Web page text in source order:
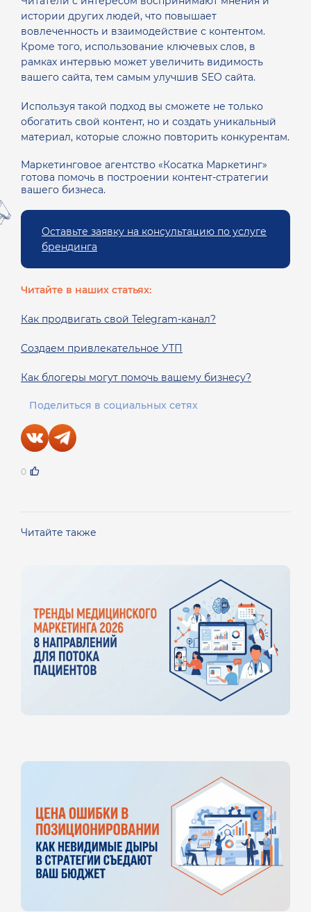
истории других людей, что повышает
вовлеченность и взаимодействие с контентом.
Кроме того, использование ключевых слов, в
рамках интервью может увеличить видимость
вашего сайта, тем самым улучшив SEO сайта.
Используя такой подход вы сможете не только
обогатить свой контент, но и создать уникальный
материал, которые сложно повторить конкурентам.
Маркетинговое агентство «Косатка Маркетинг»
готова помочь в построении контент-стратегии
вашего бизнеса.
Оставьте заявку на консультацию по услуге
брендинга
Читайте в наших статьях:
Как продвигать свой Telegram-канал?
Создаем привлекательное УТП
Как блогеры могут помочь вашему бизнесу?
Поделиться в социальных сетях
0
Читайте также